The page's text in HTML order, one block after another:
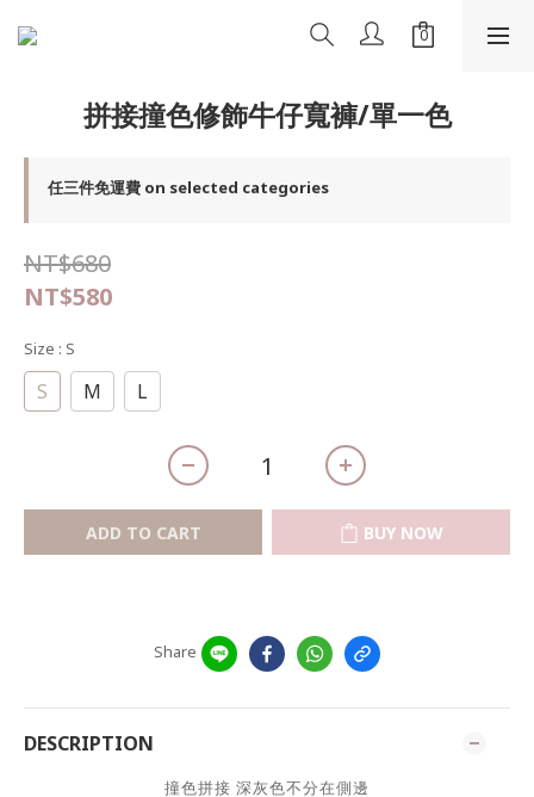
拼接撞色修飾牛仔寬褲/單一色
任三件免運費 on selected categories
NT$680
NT$580
Size : S
S M L
ADD TO CART BUY NOW
Share
DESCRIPTION
撞色拼接 深灰色不分在側邊